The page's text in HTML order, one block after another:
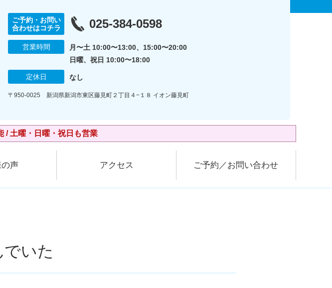
ご予約・お問い
合わせはコチラ
025-384-0598
営業時間
月〜土 10:00〜13:00、15:00〜20:00
日曜、祝日 10:00〜18:00
定休日 なし
〒950-0025 新潟県新潟市東区藤見町２丁目４−１８ イオン藤見町
/ 土曜・日曜・祝日も営業
声 アクセス ご予約／お問い合わせ
いた